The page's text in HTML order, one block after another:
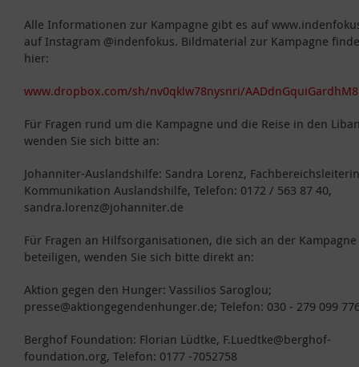
Alle Informationen zur Kampagne gibt es auf
auf Instagram @indenfokus. Bildmaterial zur Kampagne
hier:
www.dropbox.com/sh/nv0qklw78nysnri/
Für Fragen rund um die Kampagne und die Reise in den
wenden Sie sich bitte an:
Johanniter-Auslandshilfe: Sandra Lorenz, Fachbereichsleiterin
Kommunikation Auslandshilfe, Telefon: 0172 / 563 87 40,
sandra.lorenz@johanniter.de
Für Fragen an Hilfsorganisationen, die sich an der Kampagne
beteiligen, wenden Sie sich bitte direkt an:
Aktion gegen den Hunger: Vassilios Saroglou;
presse@aktiongegendenhunger.de; Telefon: 030 - 279 099
Berghof Foundation: Florian Lüdtke, F.Luedtke@berghof-
foundation.org, Telefon: 0177 -7052758